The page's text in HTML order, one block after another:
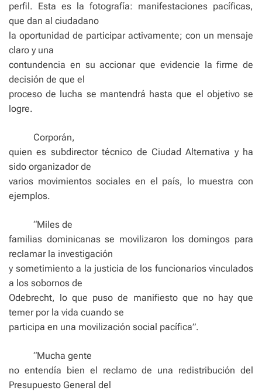
perfil. Esta es la fotografía: manifestaciones pacíficas,
que dan al ciudadano
la oportunidad de participar activamente; con un mensaje
claro y una
contundencia en su accionar que evidencie la firme de
decisión de que el
proceso de lucha se mantendrá hasta que el objetivo se
logre.
Corporán,
quien es subdirector técnico de Ciudad Alternativa y ha
sido organizador de
varios movimientos sociales en el país, lo muestra con
ejemplos.
“Miles de
familias dominicanas se movilizaron los domingos para
reclamar la investigación
y sometimiento a la justicia de los funcionarios vinculados
a los sobornos de
Odebrecht, lo que puso de manifiesto que no hay que
temer por la vida cuando se
participa en una movilización social pacífica”.
“Mucha gente
no entendía bien el reclamo de una redistribución del
Presupuesto General del